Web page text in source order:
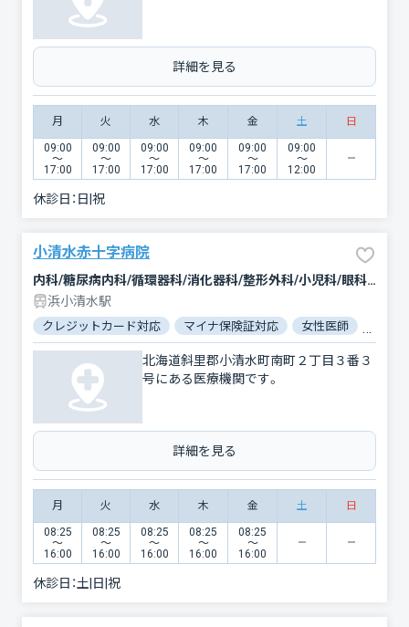
詳細を見る
月 火 水 木 金 土 日
09:00
〜
17:00
09:00
〜
17:00
09:00
〜
17:00
09:00
〜
17:00
09:00
〜
17:00
09:00
〜
12:00
休診日： 日|祝
小清水赤十字病院
内科/糖尿病内科/循環器科/消化器科/整形外科/小児科/眼科/皮膚科
浜小清水駅
クレジットカード対応 マイナ保険証対応 女性医師
北海道斜里郡小清水町南町２丁目３番３
号にある医療機関です。
詳細を見る
月 火 水 木 金 土 日
08:25
〜
16:00
08:25
〜
16:00
08:25
〜
16:00
08:25
〜
16:00
08:25
〜
16:00
休診日：土|日|祝